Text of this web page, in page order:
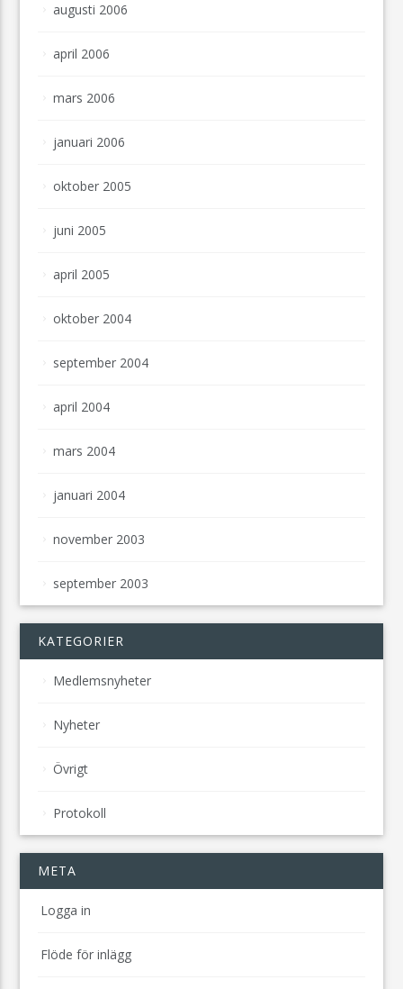
augusti 2006
april 2006
mars 2006
januari 2006
oktober 2005
juni 2005
april 2005
oktober 2004
september 2004
april 2004
mars 2004
januari 2004
november 2003
september 2003
KATEGORIER
Medlemsnyheter
Nyheter
Övrigt
Protokoll
META
Logga in
Flöde för inlägg